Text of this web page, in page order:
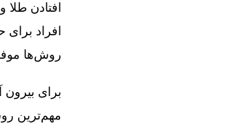
افتادن
افراد
روش‌ها
برای
مهم‌ترین